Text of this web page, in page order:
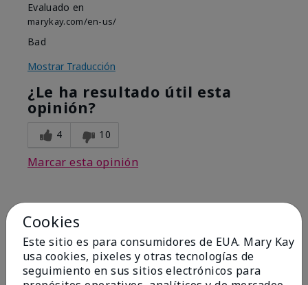
Evaluado en
marykay.com/en-us/
Bad
Mostrar Traducción
¿Le ha resultado útil esta
opinión?
4 10
Marcar esta opinión
Amazing!
EnviadoHace 9 meses
por Lee
Cookies
Este sitio es para consumidores de EUA. Mary Kay
usa cookies, pixeles y otras tecnologías de
seguimiento en sus sitios electrónicos para